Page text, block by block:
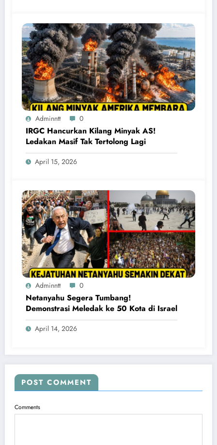
Adminntt 0
IRGC Hancurkan Kilang Minyak AS!
Ledakan Masif Tak Tertolong Lagi
April 15, 2026
Adminntt 0
Netanyahu Segera Tumbang!
Demonstrasi Meledak ke 50 Kota di Israel
April 14, 2026
POST COMMENT
Comments